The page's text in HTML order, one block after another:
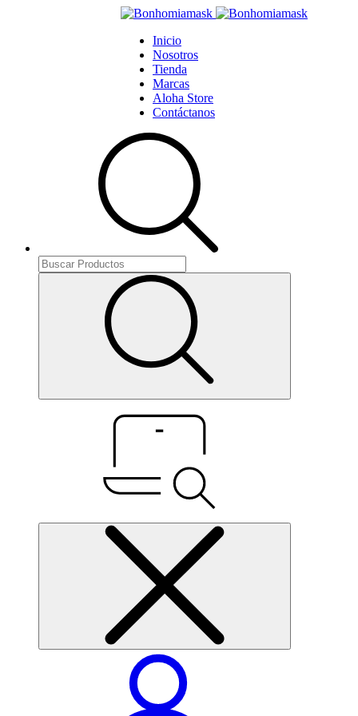
Inicio
Nosotros
Tienda
Marcas
Aloha Store
Contáctanos